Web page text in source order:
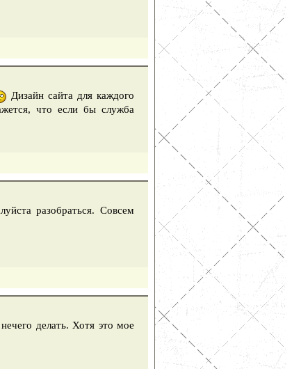
Дизайн сайта для каждого
что если бы служба
разобраться. Совсем
делать. Хотя это мое